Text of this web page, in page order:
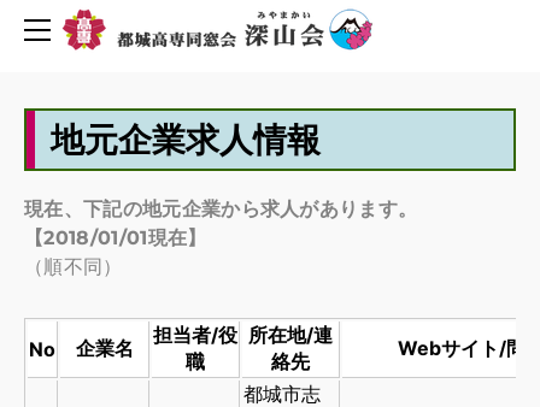
地元企業求人情報
現在、下記の地元企業から求人があります。
【2018/01/01現在】​
（順不同）
No 企業名
担当者/役
職
所在地/連
絡先
Webサイト/問
都城市志
同窓会について
会則
役員名簿
都城高専ゆめ基金へ寄付のお願い
メーリングリスト登録
H30年度行事予定
新着情報
活動報告
活動予定
地元企業求人情報
お問い合わせ